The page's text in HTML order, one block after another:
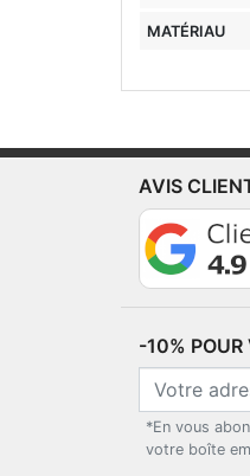
MATÉRIAU
AVIS
-10% POUR
*En vous
votre boîte